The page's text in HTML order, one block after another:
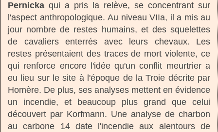
Pernicka qui a pris la relève, se concentrant sur
l'aspect anthropologique. Au niveau VIIa, il a mis au
jour nombre de restes humains, et des squelettes
de cavaliers enterrés avec leurs chevaux. Les
restes présentaient des traces de mort violente, ce
qui renforce encore l'idée qu'un conflit meurtrier a
eu lieu sur le site à l'époque de la Troie décrite par
Homère. De plus, ses analyses mettent en évidence
un incendie, et beaucoup plus grand que celui
découvert par Korfmann. Une analyse de charbon
au carbone 14 date l'incendie aux alentours de